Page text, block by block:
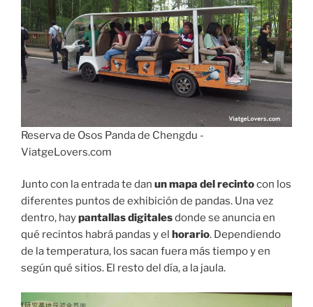
Reserva de Osos Panda de Chengdu -
ViatgeLovers.com
Junto con la entrada te dan un mapa del recintocon los
diferentes puntos de exhibición de pandas. Una vez
dentro, haypantallas digitalesdonde se anuncia en
qué recintos habrá pandas y el
horario. Dependiendo
de la temperatura, los sacan fuera más tiempo y en
según qué sitios. El resto del día, a la jaula.